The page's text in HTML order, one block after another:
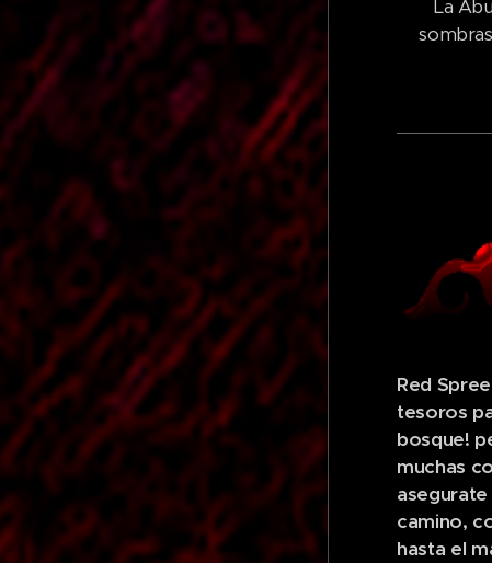
La
Red
tesoros
bosque!
muchas
camino,
hasta el